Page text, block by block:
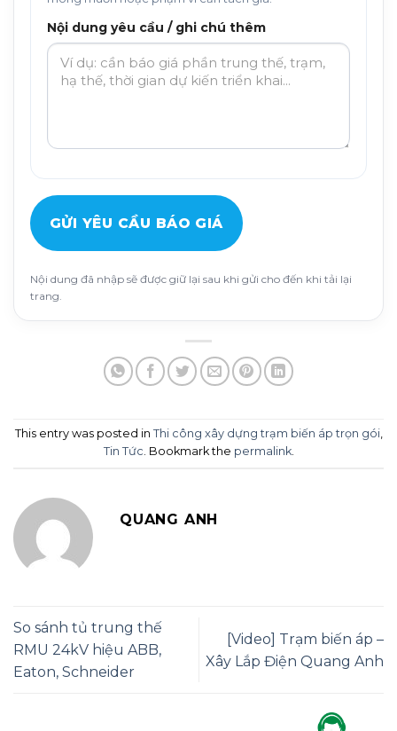
Nội dung yêu cầu / ghi chú thêm
GỬI YÊU CẦU BÁO GIÁ
Nội dung đã nhập sẽ được giữ lại sau khi gửi cho đến khi tải lại
trang.
This entry was posted in Thi công xây dựng trạm biến áp trọn gói,
Tin Tức. Bookmark the permalink.
QUANG ANH
So sánh tủ trung thế
RMU 24kV hiệu ABB,
Eaton, Schneider
[Video] Trạm biến áp –
Xây Lắp Điện Quang Anh